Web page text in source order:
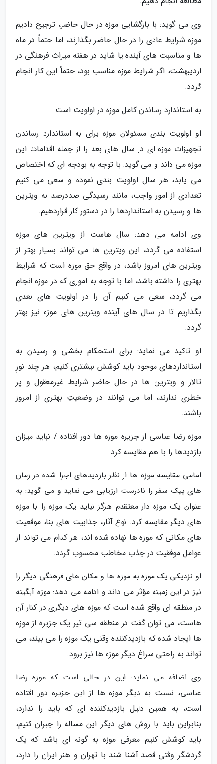
وی می گوید: با بازگشایی موزه در حال حاضر، ترجیح دادیم
موزه شرایط عادی را در حال حاضر بگذارند، اما حتماً در ماه
ها و مناسبت های آینده یا شاید در هفته میراث فرهنگی در
اردیبهشت، اگر شرایط موزه مناسب بود، حتماً این کار انجام
گردد.
به استاندارد رساندن کامل موزه در اولویت است
او اولویت بندی مسئولان موزه برای به استاندارد رساندن
تجهیزات موزه ای در سال های بعد را از جمله اقدامات این
موزه می داند و می گوید: با توجه به بودجه ای که اختصاص
می یابد، هر سال اولویت بندی نموده و سعی می کنیم
تعدادی از امور واجب، مانند رسیدگی صددرصد به ویترین
ها و رسیدن به استانداردها را در دستور کار قراردهیم.
وی ادامه می دهد: سال هاست از ویترین های موزه
استفاده می گردد، این ویترین ها می تواند بسیار بهتر از
ویترین های امروز باشد، در واقع حق موزه است که شرایط
بهتری را داشته باشد، اما با توجه به اموری که در موزه انجام
می گردد، سعی می کنیم آن را در اولویت های بعدی
بگذاریم تا در سال های آینده ویترین های موزه نیز بهتر
گردد.
او تاکید می نماید: برای استحکام بخشی و رسیدن به
استانداردهای موجود باید کوشش بیشتری کنیم، هر چند نورِ
تالار و ویترین ها در حال حاضر شرایط غیرمعقول و پر
خطری ندارند، اما می توانند در وضعیتِ بهتری از امروز
باشند.
موزه رضا عباسی از جزیره موزه ها دور افتاده / نباید میزان
بازدیدها را با هم مقایسه کرد
امامی مقایسه موزه ها از نظر بازدیدهای اجرا شده در زمان
های پیک سفر را نادرست ارزیابی می نماید و می گوید: به
عنوان یک موزه دار معتقدم هرگز نباید یک موزه را با موزه
های دیگر مقایسه کرد. نوع آثار، جذابیت های بنا، موقعیت
های مکانی که موزه ها نهاده شده اند، هر کدام می تواند از
عوامل موفقیت در جذب مخاطب محسوب گردد.
او نزدیکی یک موزه به موزه ها و مکان های فرهنگی دیگر را
نیز در این زمینه مؤثر می داند و ادامه می دهد: موزه آبگینه
در منطقه ای واقع شده است که موزه های دیگری در کنار آن
هاست، می توان گفت در منطقه سی تیر یک جزیره از موزه
ها ایجاد شده که بازدیدکننده وقنی یک موزه را می بیند، می
تواند به راحتی سراغ دیگر موزه ها نیز برود.
وی اضافه می نماید: این در حالی است که موزه رضا
عباسی، نسبت به دیگر موزه ها از این جزیره دور افتاده
است، به همین دلیل بازدیدکننده ای که باید را ندارد،
بنابراین باید با روش های دیگر این مساله را جبران کنیم،
باید کوشش کنیم معرفی موزه به گونه ای باشد که یک
گردشگر وقتی قصد آشنا شند با تهران و هنر ایران را دارد،